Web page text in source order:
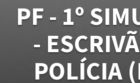
PF - 1º
-
POLÍCIA